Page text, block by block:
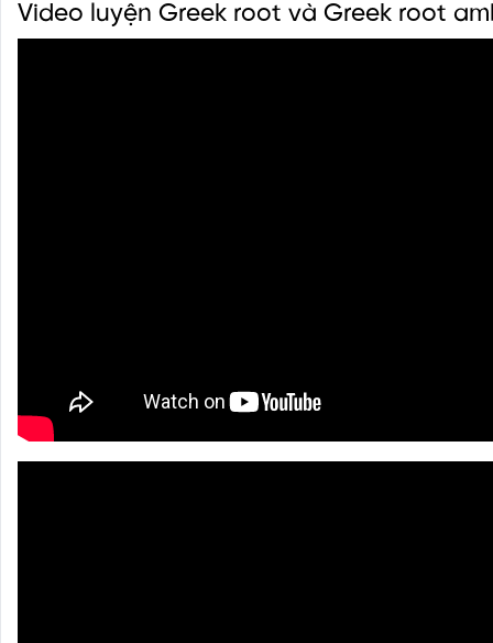
Video luyện Greek root và Greek root